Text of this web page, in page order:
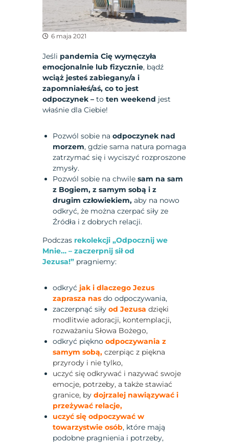
6 maja 2021
Jeśli pandemia Cię wymęczyła
emocjonalnie lub fizycznie, bądź
wciąż jesteś zabiegany/a i
zapomniałeś/aś, co to jest
odpoczynek –toten weekend jest
właśnie dla Ciebie!
Pozwól sobie naodpoczynek nad
morzem, gdzie sama natura pomaga
zatrzymać się i wyciszyć rozproszone
zmysły.
Pozwól sobie na chwilesam na sam
z Bogiem, z samym sobą i z
drugim człowiekiem,aby na nowo
odkryć, że można czerpać siły ze
Źródła i z dobrych relacji.
Podczas rekolekcji „Odpocznij we
Mnie… – zaczerpnij sił od
Jezusa!” pragniemy:
odkryć jak i dlaczego Jezus
zaprasza nas do odpoczywania,
zaczerpnąć siłyod Jezusadzięki
modlitwie adoracji, kontemplacji,
rozważaniu Słowa Bożego,
odkryć pięknoodpoczywania z
samym sobą,czerpiąc z piękna
przyrody i nie tylko,
uczyć się odkrywać i nazywać swoje
emocje, potrzeby, a także stawiać
granice, bydojrzalej nawiązywać i
przeżywać relacje,
uczyć się odpoczywać w
towarzystwie osób, które mają
podobne pragnienia i potrzeby,